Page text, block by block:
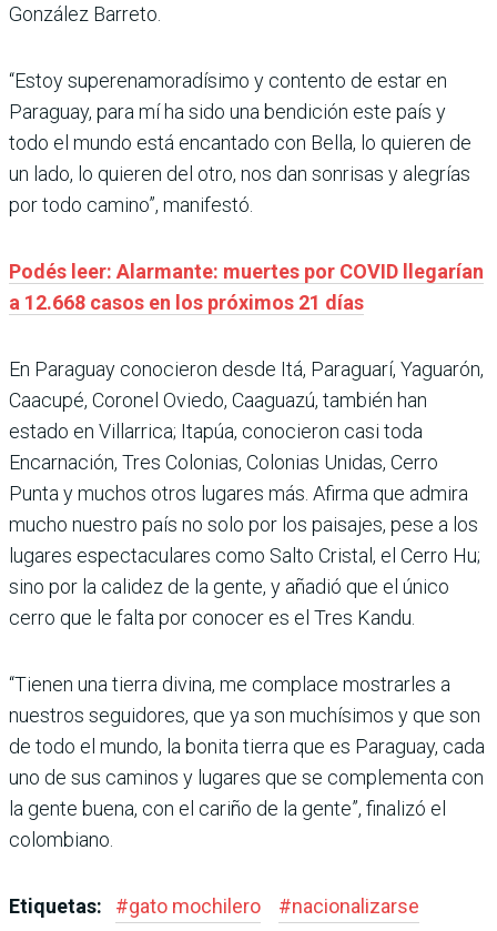
González Barreto.
“Estoy superenamoradísimo y contento de estar en
Paraguay, para mí ha sido una bendición este país y
todo el mundo está encantado con Bella, lo quieren de
un lado, lo quieren del otro, nos dan sonrisas y alegrías
por todo camino”, manifestó.
Podés leer: Alarmante: muertes por COVID llegarían
a 12.668 casos en los próximos 21 días
En Paraguay conocieron desde Itá, Paraguarí, Yaguarón,
Caacupé, Coronel Oviedo, Caaguazú, también han
estado en Villarrica; Itapúa, conocieron casi toda
Encarnación, Tres Colonias, Colonias Unidas, Cerro
Punta y muchos otros lugares más. Afirma que admira
mucho nuestro país no solo por los paisajes, pese a los
lugares espectaculares como Salto Cristal, el Cerro Hu;
sino por la calidez de la gente, y añadió que el único
cerro que le falta por conocer es el Tres Kandu.
“Tienen una tierra divina, me complace mostrarles a
nuestros seguidores, que ya son muchísimos y que son
de todo el mundo, la bonita tierra que es Paraguay, cada
uno de sus caminos y lugares que se complementa con
la gente buena, con el cariño de la gente”, finalizó el
colombiano.
Etiquetas: #gato mochilero #nacionalizarse